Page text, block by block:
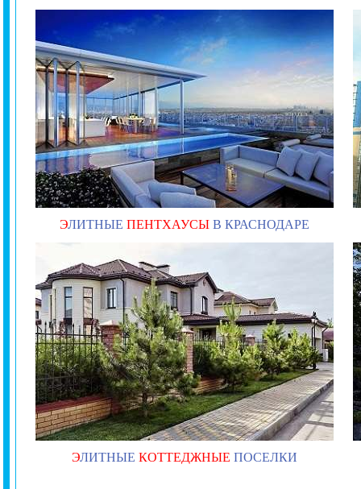
ЭЛИТНЫЕ ПЕНТХАУСЫ В КРАСНОДАРЕ
ЭЛИТНЫЕ КОТТЕДЖНЫЕ ПОСЕЛКИ